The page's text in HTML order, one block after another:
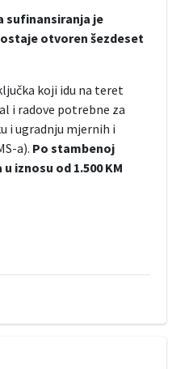
sufinansiranja je
ostaje otvoren šezdeset
koji idu na teret
i radove potrebne za
i ugradnju mjernih i
a). Po stambenoj
iznosu od 1.500 KM